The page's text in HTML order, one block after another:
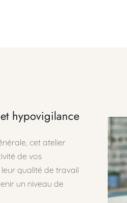
hypovigilance
cet atelier
de vos
qualité de travail
un niveau de